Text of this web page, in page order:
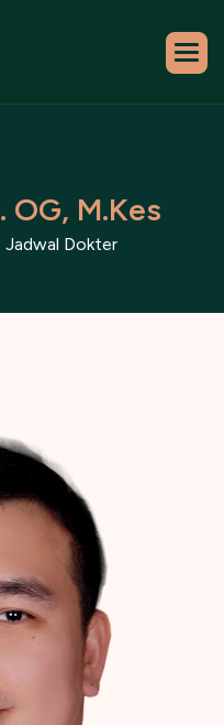
. OG, M.Kes
Jadwal Dokter